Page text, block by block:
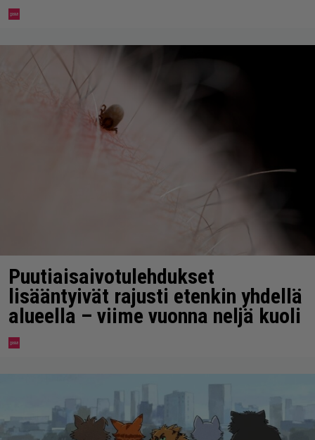
Puutiaisaivotulehdukset
lisääntyivät rajusti etenkin yhdellä
alueella – viime vuonna neljä kuoli